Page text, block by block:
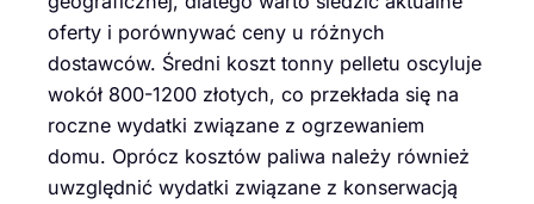
oferty i porównywać ceny u różnych
dostawców. Średni koszt tonny pelletu oscyluje
wokół 800-1200 złotych, co przekłada się na
roczne wydatki związane z ogrzewaniem
domu. Oprócz kosztów paliwa należy również
uwzględnić wydatki związane z konserwacją